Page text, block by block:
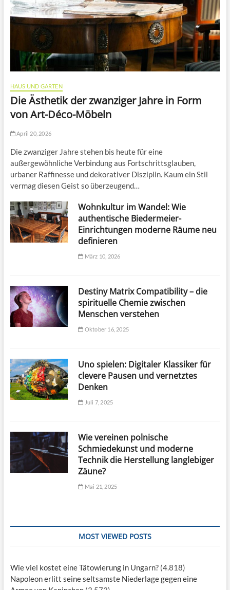
HAUS UND GARTEN
Die Ästhetik der zwanziger Jahre in Form
von Art-Déco-Möbeln
April 20, 2026
Die zwanziger Jahre stehen bis heute für eine
außergewöhnliche Verbindung aus Fortschrittsglauben,
urbaner Raffinesse und dekorativer Disziplin. Kaum ein Stil
vermag diesen Geist so überzeugend…
Wohnkultur im Wandel: Wie
authentische Biedermeier-
Einrichtungen moderne Räume neu
definieren
März 10, 2026
Destiny Matrix Compatibility – die
spirituelle Chemie zwischen
Menschen verstehen
Oktober 16, 2025
Uno spielen: Digitaler Klassiker für
clevere Pausen und vernetztes
Denken
Juli 7, 2025
Wie vereinen polnische
Schmiedekunst und moderne
Technik die Herstellung langlebiger
Zäune?
Mai 21, 2025
MOST VIEWED POSTS
Wie viel kostet eine Tätowierung in Ungarn? (4.818)
Napoleon erlitt seine seltsamste Niederlage gegen eine